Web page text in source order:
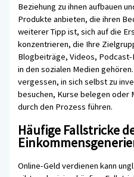
Beziehung zu ihnen aufbauen
Produkte anbieten, die ihren
weiterer Tipp ist, sich auf die
konzentrieren, die Ihre
Blogbeiträge, Videos,
in den sozialen Medien
vergessen, in sich selbst zu
besuchen, Kurse belegen oder
durch den Prozess führen.
Häufige Fallstricke
Online-Geld verdienen kann